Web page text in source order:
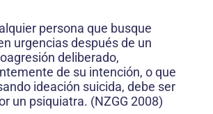
persona que busque
urgencias después de un
deliberado,
de su intención, o que
ideación suicida, debe ser
un psiquiatra. (NZGG 2008)